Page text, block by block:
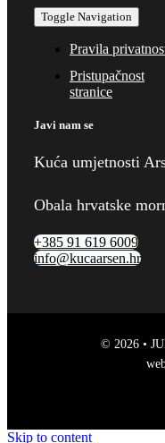
Toggle Navigation
Pravila
Pristupačnost
stranice
Javi nam se
Kuća umjetnosti
Obala hrvatske
+385 91 619 6009
info@kucaarsen.hr
© 2026 •
Skip to content